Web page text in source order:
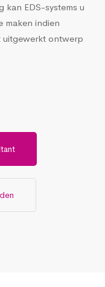
kan EDS-systems u
maken indien
uitgewerkt ontwerp